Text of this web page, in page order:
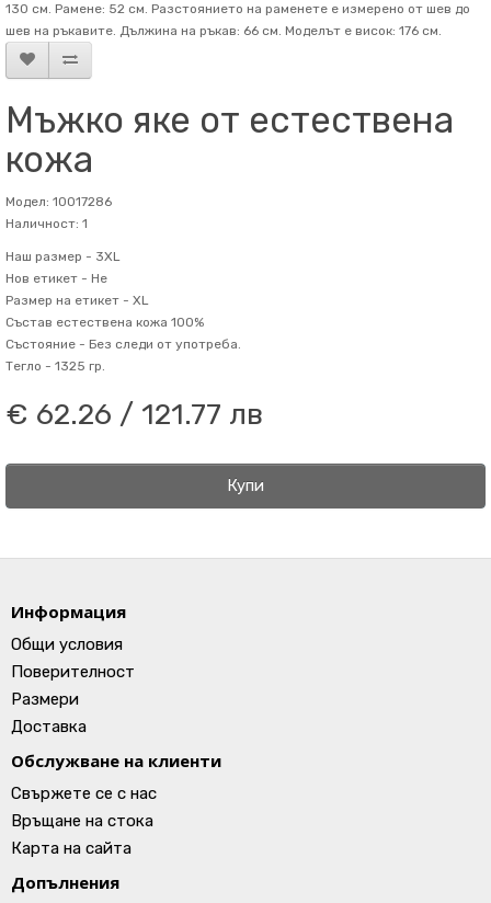
130 см. Рамене: 52 см. Разстоянието на раменете е измерено от шев до
шев на ръкавите. Дължина на ръкав: 66 см. Mоделът е висок: 176 см.
Мъжко яке от естествена
кожа
Модел: 10017286
Наличност: 1
Наш размер - 3XL
Нов етикет - Не
Размер на етикет - XL
Състав естествена кожа 100%
Състояние - Без следи от употреба.
Тегло - 1325 гр.
€ 62.26 / 121.77 лв
Купи
Информация
Общи условия
Поверителност
Размери
Доставка
Обслужване на клиенти
Свържете се с нас
Връщане на стока
Карта на сайта
Допълнения